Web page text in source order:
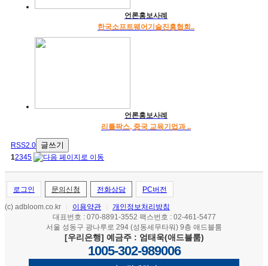
언론홍보사례
한국소프트웨어기술진흥협회..
언론홍보사례
리틀팍스, 중국 교육기업과 ..
RSS2.0 글쓰기
12345
로그인 문의신청 전화상담 PC버전
(c) adbloom.co.kr 이용약관
개인정보처리방침
대표번호 : 070-8891-3552 팩스번호 : 02-461-5477
서울 성동구 광나루로 294 (성동세무타워) 9층 애드블룸
[우리은행] 예금주 : 엄태욱(애드블룸)
1005-302-989006